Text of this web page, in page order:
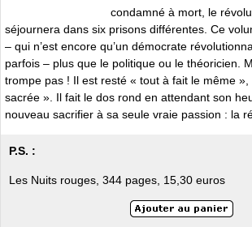
condamné à mort, le
séjournera dans six prisons différentes. Ce
– qui n’est encore qu’un démocrate
parfois – plus que le politique ou le théoricien.
trompe pas ! Il est resté « tout à fait le même
sacrée ». Il fait le dos rond en attendant son
nouveau sacrifier à sa seule vraie passion : la
P.S. :
Les Nuits rouges, 344 pages, 15,30 euros